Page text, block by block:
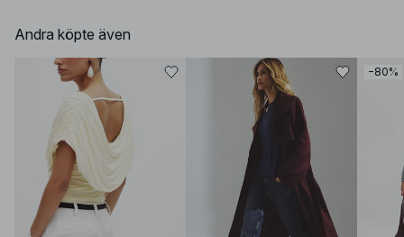
Andra köpte även
−80%